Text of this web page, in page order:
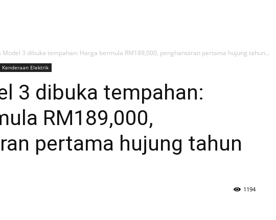
Model 3 dibuka tempahan: Harga bermula RM189,000, penghantaran pertama hujung tahun...
Kenderaan Elektrik
3 dibuka tempahan:
RM189,000,
pertama hujung tahun
1194